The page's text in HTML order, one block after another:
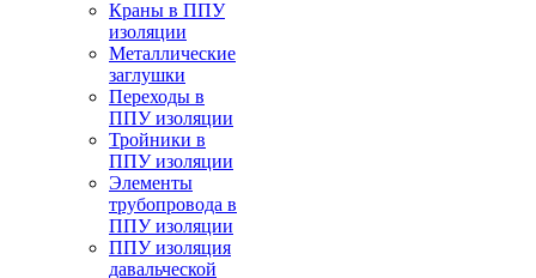
Краны в ППУ
изоляции
Металлические
заглушки
Переходы в
ППУ изоляции
Тройники в
ППУ изоляции
Элементы
трубопровода в
ППУ изоляции
ППУ изоляция
давальческой